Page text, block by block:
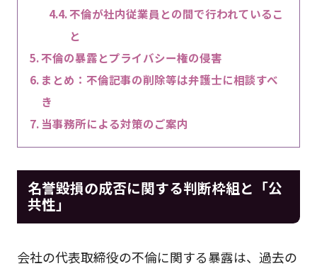
不倫が社内従業員との間で行われているこ
と
不倫の暴露とプライバシー権の侵害
まとめ：不倫記事の削除等は弁護士に相談すべ
き
当事務所による対策のご案内
名誉毀損の成否に関する判断枠組と「公
共性」
会社の代表取締役の不倫に関する暴露は、過去の